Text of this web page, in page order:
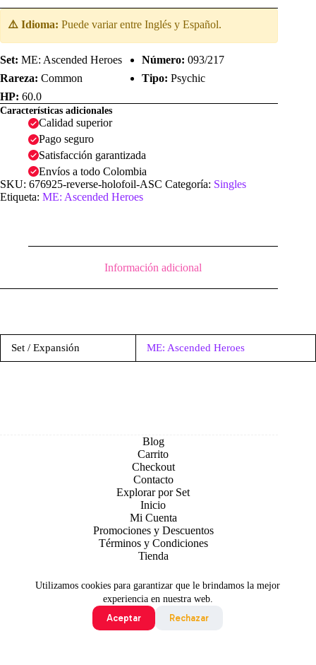
Utilizamos cookies para garantizar que le brindamos la mejor
experiencia en nuestra web.
Aceptar
Rechazar
⚠️ Idioma: Puede variar entre Inglés y Español.
Set: ME: Ascended Heroes Número: 093/217
Rareza: Common Tipo: Psychic
HP: 60.0
Características adicionales
Calidad superior
Pago seguro
Satisfacción garantizada
Envíos a todo Colombia
SKU: 676925-reverse-holofoil-ASC Categoría: Singles
Etiqueta: ME: Ascended Heroes
Información adicional
Set / Expansión ME: Ascended Heroes
Blog
Carrito
Checkout
Contacto
Explorar por Set
Inicio
Mi Cuenta
Promociones y Descuentos
Términos y Condiciones
Tienda
Todo contenido original es sujeto de Copyright © 2026 TCG